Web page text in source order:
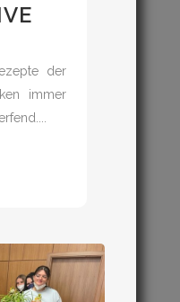
der
immer